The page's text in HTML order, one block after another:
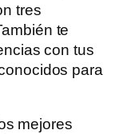
tres
te
con tus
para
mejores